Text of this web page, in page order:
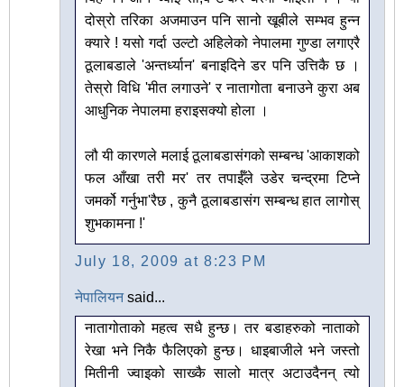
दोस्रो तरिका अजमाउन पनि सानो खूबीले सम्भव हुन्न
क्यारे ! यसो गर्दा उल्टो अहिलेको नेपालमा गुण्डा लगाएरै
ठूलाबडाले 'अन्तर्ध्यान' बनाइदिने डर पनि उत्तिकै छ ।
तेस्रो विधि 'मीत लगाउने' र नातागोता बनाउने कुरा अब
आधुनिक नेपालमा हराइसक्यो होला ।
लौ यी कारणले मलाई ठूलाबडासंगको सम्बन्ध 'आकाशको
फल आँखा तरी मर' तर तपाईँले उडेर चन्द्रमा टिप्ने
जमर्को गर्नुभा'रैछ , कुनै ठूलाबडासंग सम्बन्ध हात लागोस्
शुभकामना !'
July 18, 2009 at 8:23 PM
नेपालियनsaid...
नातागोताको महत्व सधै हुन्छ। तर बडाहरुको नाताको
रेखा भने निकै फैलिएको हुन्छ। धाइबाजीले भने जस्तो
मितीनी ज्वाइको साख्कै सालो मात्र अटाउदैनन् त्यो